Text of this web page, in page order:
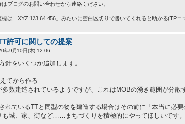
ブログのお問い合わせから連絡ください。
は「XYZ:123 64 456」みたいに空白区切りで書いてくれると助かる(TPコ
許可に関しての提案
年9月10日(木) 12:06
針をいくつか追加します。
てから作る
多数建造されているようですが、これはMOBの湧き範囲が分
れているTTと同型の物を建造する場合はその前に「本当に必
も城、家、街など……まちづくりを積極的にやってほしいです